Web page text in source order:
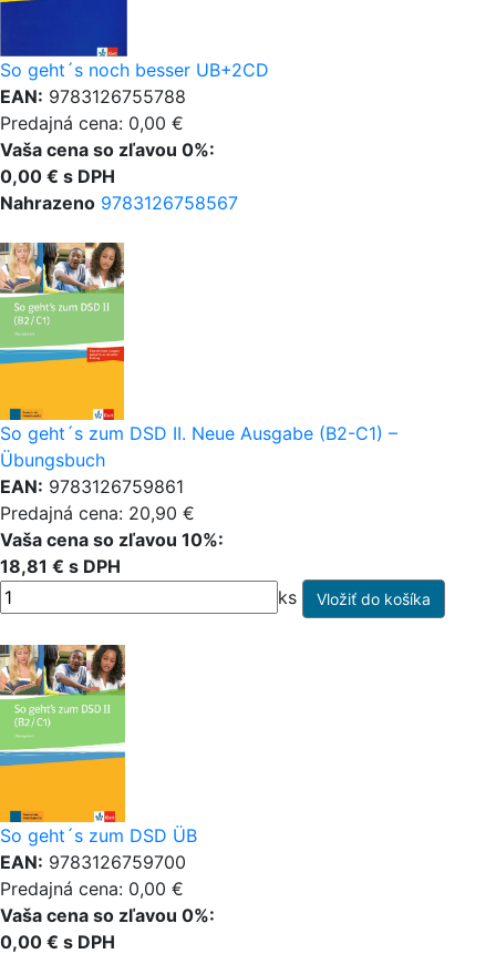
So geht´s noch besser UB+2CD
EAN: 9783126755788
Predajná cena: 0,00 €
Vaša cena so zľavou 0%:
0,00 € s DPH
Nahrazeno 9783126758567
So geht´s zum DSD II. Neue Ausgabe (B2-C1) –
Übungsbuch
EAN: 9783126759861
Predajná cena: 20,90 €
Vaša cena so zľavou 10%:
18,81 € s DPH
ks
So geht´s zum DSD ÜB
EAN: 9783126759700
Predajná cena: 0,00 €
Vaša cena so zľavou 0%:
0,00 € s DPH